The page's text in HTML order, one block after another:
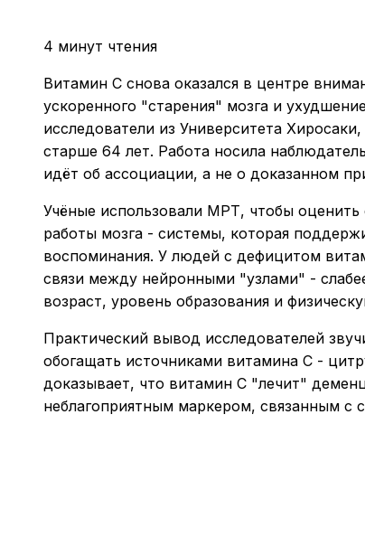
4 минут чтения
Витамин C снова оказался в центре
ускоренного "старения" мозга и
исследователи из Университета
старше 64 лет. Работа носила
идёт об ассоциации, а не о доказанном
Учёные использовали МРТ, чтобы оценить
работы мозга - системы, которая
воспоминания. У людей с дефицитом
связи между нейронными "узлами" -
возраст, уровень образования и
Практический вывод исследователей
обогащать источниками витамина C -
доказывает, что витамин C "лечит"
неблагоприятным маркером, связанным с